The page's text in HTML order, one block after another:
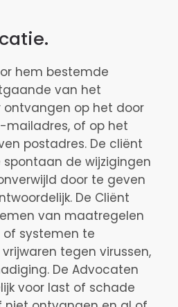
hem bestemde
van het
op het door
of op het
postadres. De cliënt
de wijzigingen
door te geven
De Cliënt
van maatregelen
systemen te
tegen virussen,
De Advocaten
voor last of schade